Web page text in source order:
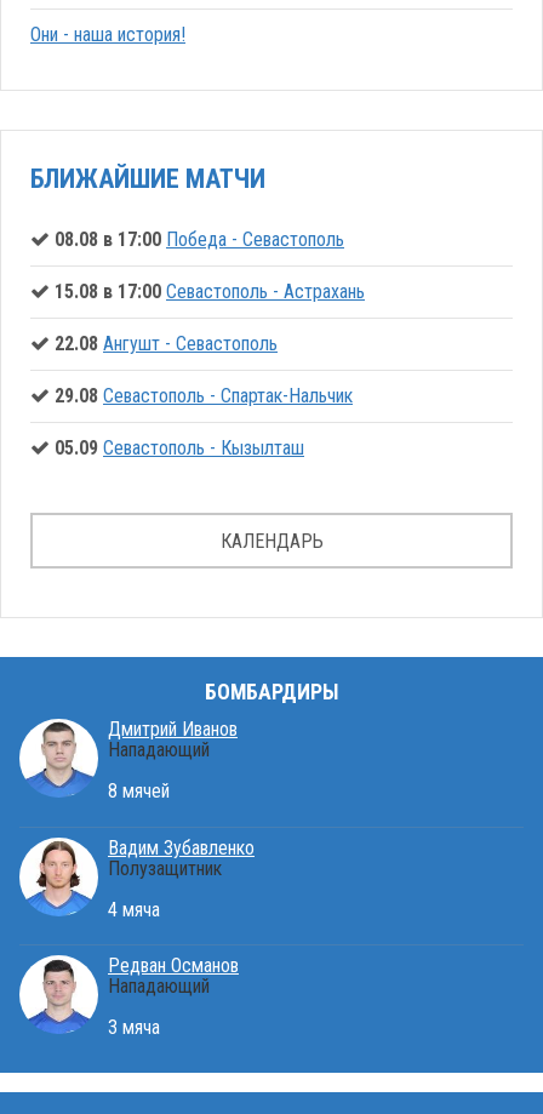
Они - наша история!
БЛИЖАЙШИЕ МАТЧИ
08.08 в 17:00 Победа - Севастополь
15.08 в 17:00 Севастополь - Астрахань
22.08 Ангушт - Севастополь
29.08 Севастополь - Спартак-Нальчик
05.09 Севастополь - Кызылташ
КАЛЕНДАРЬ
БОМБАРДИРЫ
Дмитрий Иванов
Нападающий
8 мячей
Вадим Зубавленко
Полузащитник
4 мяча
Редван Османов
Нападающий
3 мяча